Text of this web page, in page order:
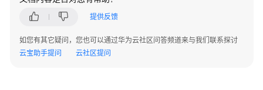
用
HDFS
提供反馈
如您有其它疑问，您也可以通过华为云社区问答频道来与我们联系探讨
云宝助手提问
云社区提问